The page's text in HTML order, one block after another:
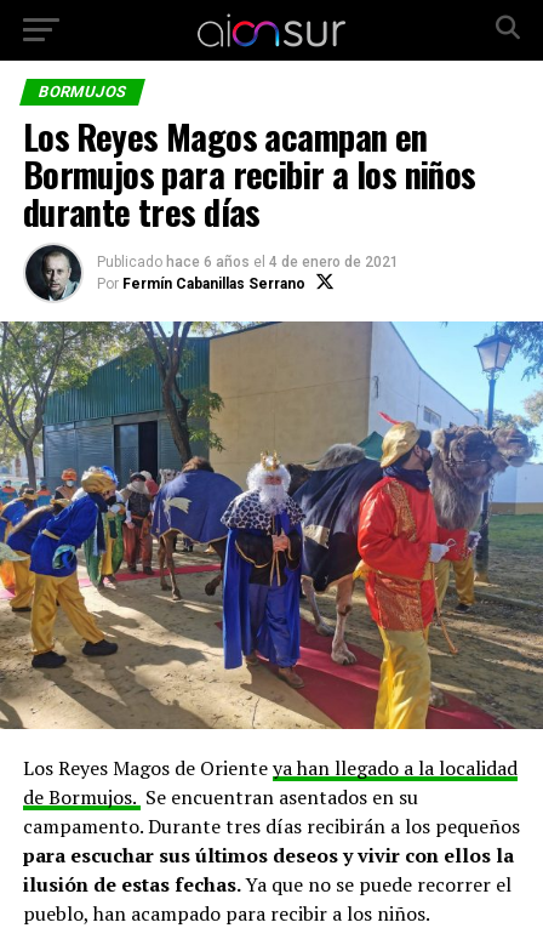
BORMUJOS
Los Reyes Magos acampan en
Bormujos para recibir a los niños
durante tres días
Publicado hace 6 años el 4 de enero de 2021
Por Fermín Cabanillas Serrano
Los Reyes Magos de Orienteya han llegado a la localidad
de Bormujos. Se encuentran asentados en su
campamento. Durante tres días recibirán a los pequeños
para escuchar sus últimos deseos y vivir con ellos la
ilusión de estas fechas.Ya que no se puede recorrer el
pueblo, han acampado para recibir a los niños.